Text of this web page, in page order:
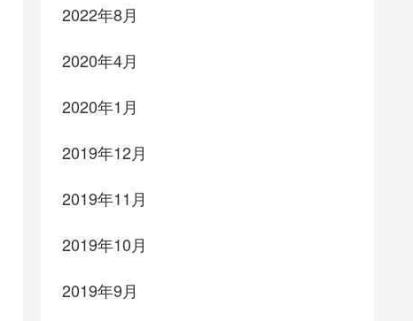
2022年8月
2020年4月
2020年1月
2019年12月
2019年11月
2019年10月
2019年9月